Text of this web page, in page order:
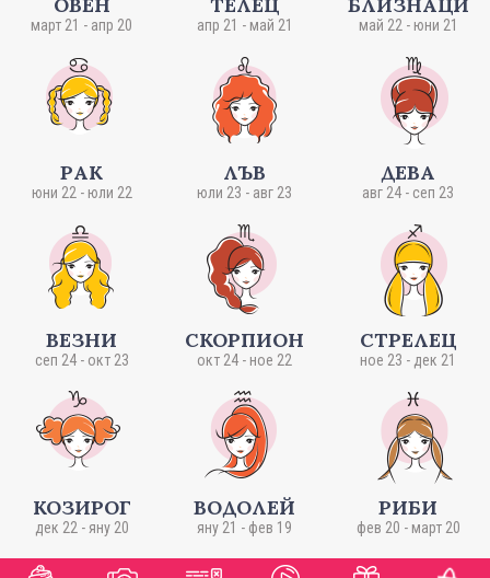
март 21 - апр 20 апр 21 - май 21 май 22 - юни 21
РАК
юни 22 - юли 22
ЛЪВ
юли 23 - авг 23
ДЕВА
авг 24 - сеп 23
ВЕЗНИ
сеп 24 - окт 23
СКОРПИОН
окт 24 - ное 22
СТРЕЛЕЦ
ное 23 - дек 21
КОЗИРОГ
дек 22 - яну 20
ВОДОЛЕЙ
яну 21 - фев 19
РИБИ
фев 20 - март 20